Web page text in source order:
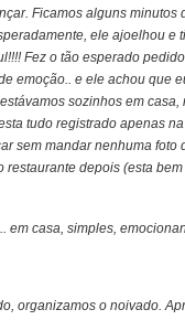
Ficamos alguns minutos
ele ajoelhou e
Fez o tão esperado
emoção.. e ele achou que
sozinhos em casa,
tudo registrado apenas
sem mandar nenhuma foto
restaurante depois (esta
em casa, simples,
organizamos o noivado.